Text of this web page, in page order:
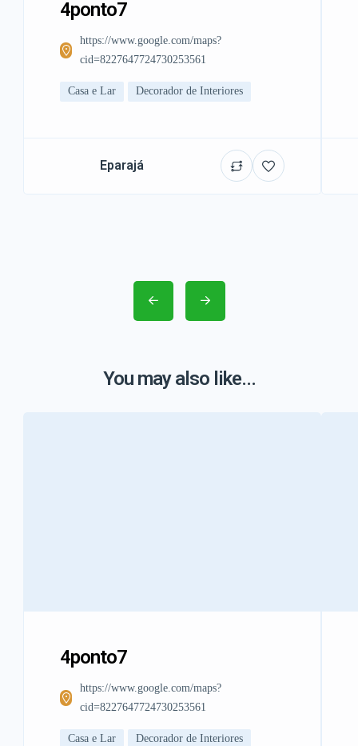
4ponto7
https://www.google.com/maps?
cid=8227647724730253561
Casa e Lar Decorador de Interiores
Eparajá
You may also like...
4ponto7
https://www.google.com/maps?
cid=8227647724730253561
Casa e Lar Decorador de Interiores